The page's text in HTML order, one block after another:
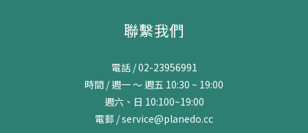
聯繫我們
電話 / 02-23956991
時間 / 週一 ～ 週五 10:30 ~ 19:00
週六、日 10:100~19:00
電郵 / service@planedo.cc